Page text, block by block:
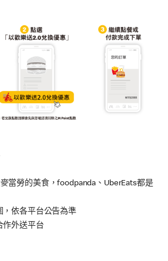
當勞的美食，foodpanda、UberEats都是
，依各平台公告為準
作外送平台